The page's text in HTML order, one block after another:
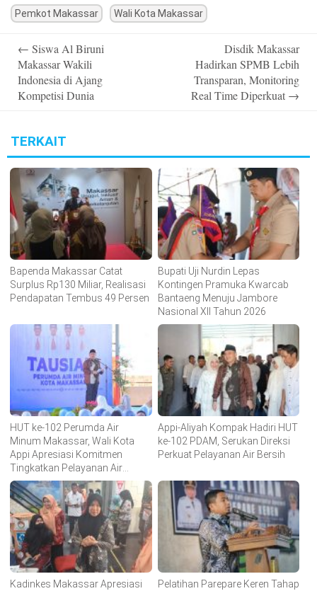
Pemkot Makassar Wali Kota Makassar
navigation
← Siswa Al Biruni
Makassar Wakili
Indonesia di Ajang
Kompetisi Dunia
Disdik Makassar
Hadirkan SPMB Lebih
Transparan, Monitoring
Real Time Diperkuat →
TERKAIT
Bapenda Makassar Catat
Surplus Rp130 Miliar, Realisasi
Pendapatan Tembus 49 Persen
Bupati Uji Nurdin Lepas
Kontingen Pramuka Kwarcab
Bantaeng Menuju Jambore
Nasional XII Tahun 2026
HUT ke-102 Perumda Air
Minum Makassar, Wali Kota
Appi Apresiasi Komitmen
Tingkatkan Pelayanan Air
Bersih
Appi-Aliyah Kompak Hadiri HUT
ke-102 PDAM, Serukan Direksi
Perkuat Pelayanan Air Bersih
Kadinkes Makassar Apresiasi
Pelatihan Parepare Keren Tahap